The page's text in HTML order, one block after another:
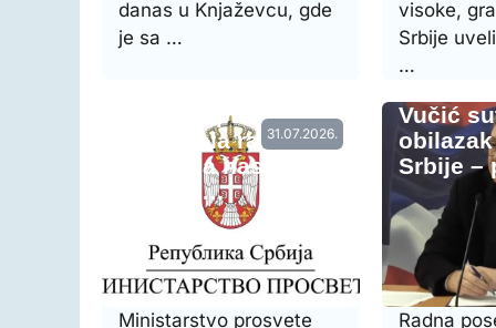
danas u Knjaževcu, gde
je sa …
visoke,
Srbije
…
31.07.2026.
Vraćena prethodna
raspodela radnog
vremena nastavnog
osoblja…
Ministarstvo prosvete
Vučić
Srbije –
Radna